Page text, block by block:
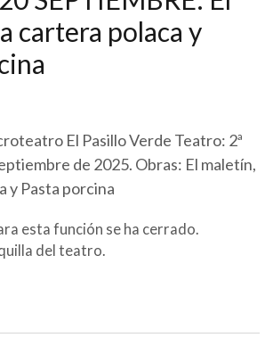
cartera polaca y
El Pasillo Verde Teatro: 2ª
de 2025. Obras: El maletín,
y Pasta porcina
esta función se ha cerrado.
del teatro.